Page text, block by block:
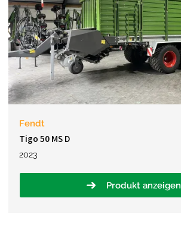
Fendt
Tigo 50 MS D
2023
Produkt anzeigen